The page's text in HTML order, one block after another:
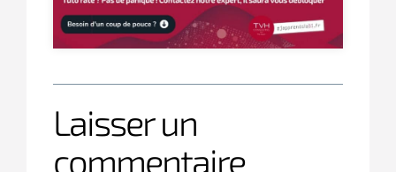
Laisser un
commentaire